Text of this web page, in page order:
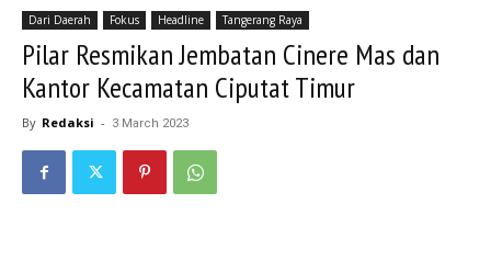
Dari Daerah Fokus Headline Tangerang Raya
Pilar Resmikan Jembatan Cinere Mas dan
Kantor Kecamatan Ciputat Timur
By Redaksi - 3 March 2023